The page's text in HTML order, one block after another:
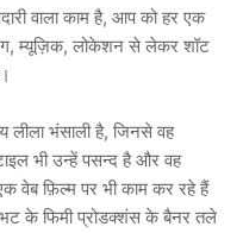
वाला काम है, आप को हर एक
म्यूज़िक, लोकेशन से लेकर शॉट
भंसाली है, जिनसे वह
भी उन्हें पसन्द है और वह
वेब फ़िल्म पर भी काम कर रहे हैं
भट के फिमी प्रोडक्शंस के बैनर तले